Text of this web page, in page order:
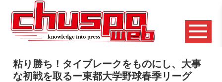
粘り勝ち！タイブレークをものにし、大事
な初戦を取るー東都大学野球春季リーグ